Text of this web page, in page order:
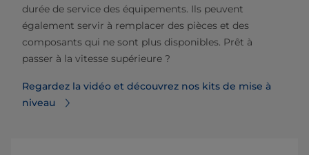
durée de service des équipements. Ils peuvent
également servir à remplacer des pièces et des
composants qui ne sont plus disponibles. Prêt à
passer à la vitesse supérieure ?
Regardez la vidéo et découvrez nos kits de mise à
niveau